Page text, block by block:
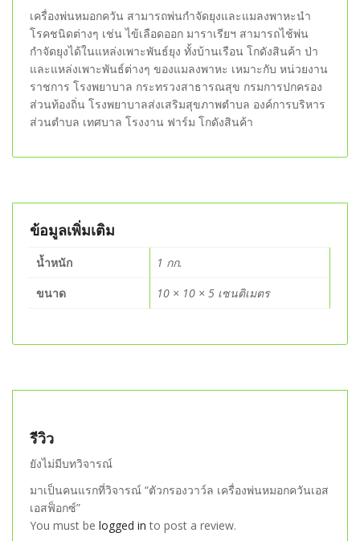
เครื่องพ่นหมอกควัน สามารถพ่นกำจัดยุงและแมลงพาหะนำ
โรคชนิดต่างๆ เช่น ไข้เลือดออก มาราเรียฯ สามารถไช้พ่น
กำจัดยุงได้ในแหล่งเพาะพันธ์ยุง ทั้งบ้านเรือน โกดังสินค้า ป่า
และแหล่งเพาะพันธ์ต่างๆ ของแมลงพาหะ เหมาะกับ หน่วยงาน
ราชการ โรงพยาบาล กระทรวงสาธารณสุข กรมการปกครอง
ส่วนท้องถิ่น โรงพยาบาลส่งเสริมสุขภาพตำบล องค์การบริหาร
ส่วนตำบล เทศบาล โรงงาน ฟาร์ม โกดังสินค้า
ข้อมูลเพิ่มเติม
น้ำหนัก
1 กก.
ขนาด
10 × 10 × 5 เซนติเมตร
รีวิว
ยังไม่มีบทวิจารณ์
มาเป็นคนแรกที่วิจารณ์ “ตัวกรองวาว์ล เครื่องพ่นหมอกควันเอส
เอสฟ็อกซ์”
You must be logged in to post a review.